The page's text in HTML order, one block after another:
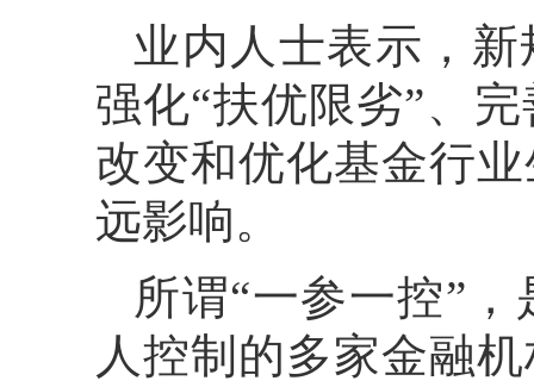
业内人士表示，
强化“扶优限劣”、
改变和优化基金行
远影响。
所谓“一参一控”
人控制的多家金融